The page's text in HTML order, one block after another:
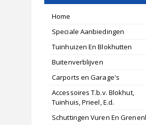
Home
Speciale Aanbiedingen
Tuinhuizen En Blokhutten
Buitenverblijven
Carports en Garage's
Accessoires T.b.v. Blokhut,
Tuinhuis, Prieel, E.d.
Schuttingen Vuren En